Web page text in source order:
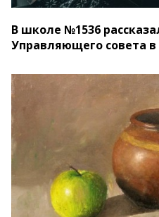
В школе №1536
Управляющего совета в